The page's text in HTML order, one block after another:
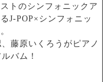
トのシンフォニックア
J-POP×シンフォニッ
藤原いくろうがピアノ
バム！